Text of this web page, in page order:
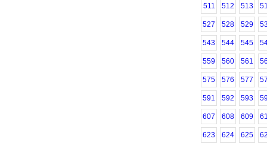
511 512 513
527 528 529
543 544 545
559 560 561
575 576 577
591 592 593
607 608 609
623 624 625